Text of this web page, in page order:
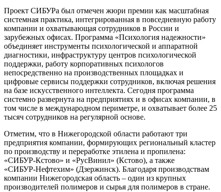
Проект СИБУРа был отмечен жюри премии как масштабная
системная практика, интегрированная в повседневную работу
компании и охватывающая сотрудников в России и
зарубежных офисах. Программа «Психология надежности»
объединяет инструменты психологической и аппаратной
диагностики, инфраструктуру центров психологической
поддержки, работу корпоративных психологов
непосредственно на производственных площадках и
цифровые сервисы поддержки сотрудников, включая решения
на базе искусственного интеллекта. Сегодня программа
системно развернута на предприятиях и в офисах компании, в
том числе в международном периметре, и охватывает более 25
тысяч сотрудников на регулярной основе.
Отметим, что в Нижегородской области работают три
предприятия компании, формирующих региональный кластер
по производству и переработке этилена и пропилена:
«СИБУР‑Кстово» и «РусВинил» (Кстово), а также
«СИБУР‑Нефтехим» (Дзержинск). Благодаря производствам
компании Нижегородская область – один из крупных
производителей полимеров и сырья для полимеров в стране.